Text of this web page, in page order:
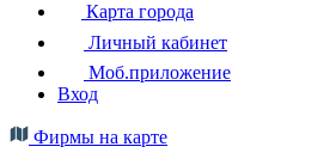
Карта города
Личный кабинет
Моб.приложение
Вход
Фирмы на карте